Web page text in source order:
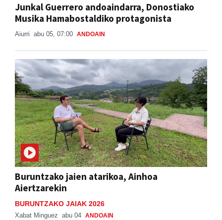
Junkal Guerrero andoaindarra, Donostiako
Musika Hamabostaldiko protagonista
Aiurri abu 05, 07:00 ANDOAIN
Buruntzako jaien atarikoa, Ainhoa
Aiertzarekin
BURUNTZAKO JAIAK 2026
Xabat Minguez abu 04 ANDOAIN